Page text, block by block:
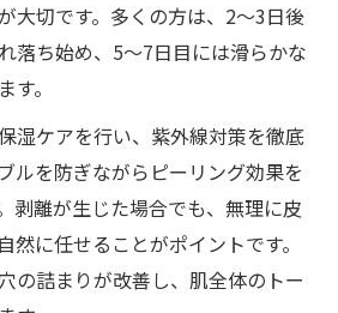
大切です。多くの方は、2～3日後
落ち始め、5～7日目には滑らかな
。
湿ケアを行い、紫外線対策を徹底
ルを防ぎながらピーリング効果を
剥離が生じた場合でも、無理に皮
然に任せることがポイントです。
の詰まりが改善し、肌全体のトー